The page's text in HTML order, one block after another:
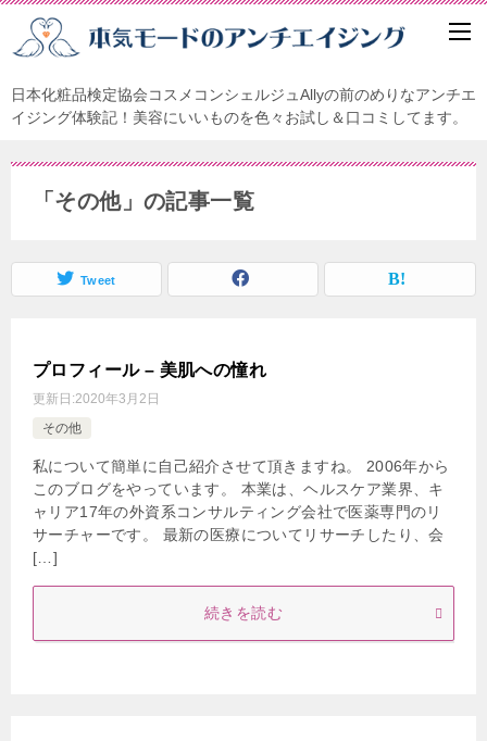
日本化粧品検定協会コスメコンシェルジュAllyの前のめりなアンチエ
イジング体験記！美容にいいものを色々お試し＆口コミしてます。
「その他」の記事一覧
Tweet
プロフィール – 美肌への憧れ
更新日:2020年3月2日
その他
私について簡単に自己紹介させて頂きますね。 2006年から
このブログをやっています。 本業は、ヘルスケア業界、キ
ャリア17年の外資系コンサルティング会社で医薬専門のリ
サーチャーです。 最新の医療についてリサーチしたり、会
[…]
続きを読む